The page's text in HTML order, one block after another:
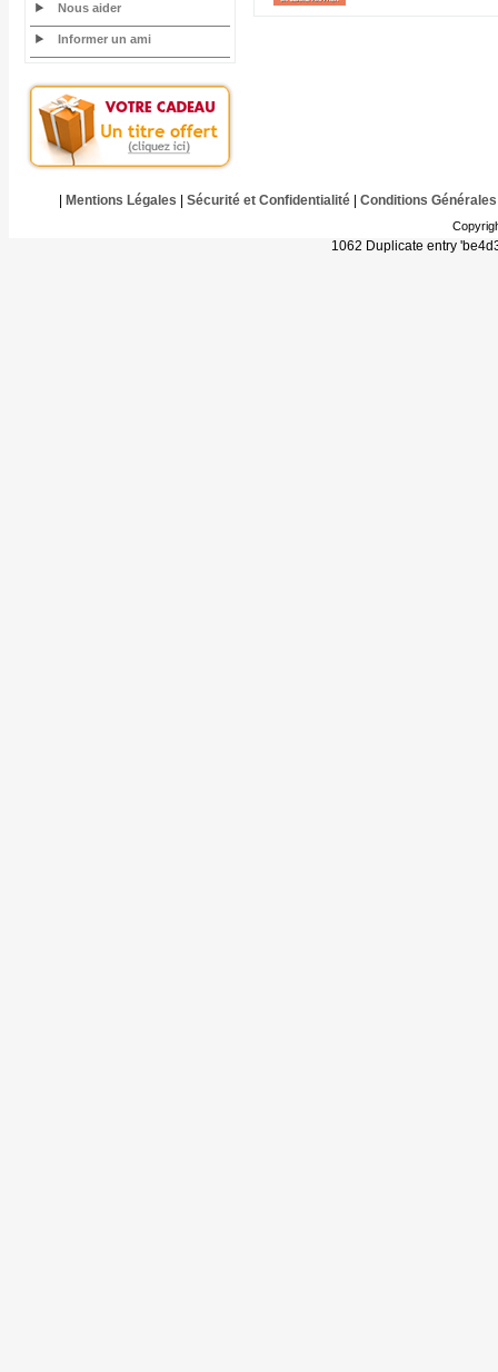
Nous aider
Informer un ami
Mentions Légales Sécurité et Confidentialité| Conditions Générales
1062 Duplicate entry